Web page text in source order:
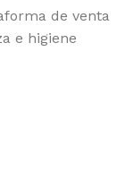
de venta
e higiene